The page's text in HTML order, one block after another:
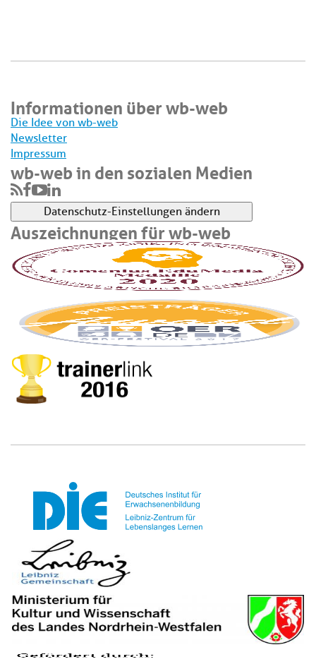
Informationen über wb-web
Die Idee von wb-web
Newsletter
Impressum
wb-web in den sozialen Medien
Datenschutz-Einstellungen ändern
Auszeichnungen für wb-web